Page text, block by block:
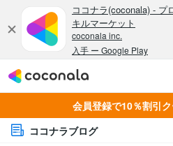
会員登録で10％割引
ココナラブログ